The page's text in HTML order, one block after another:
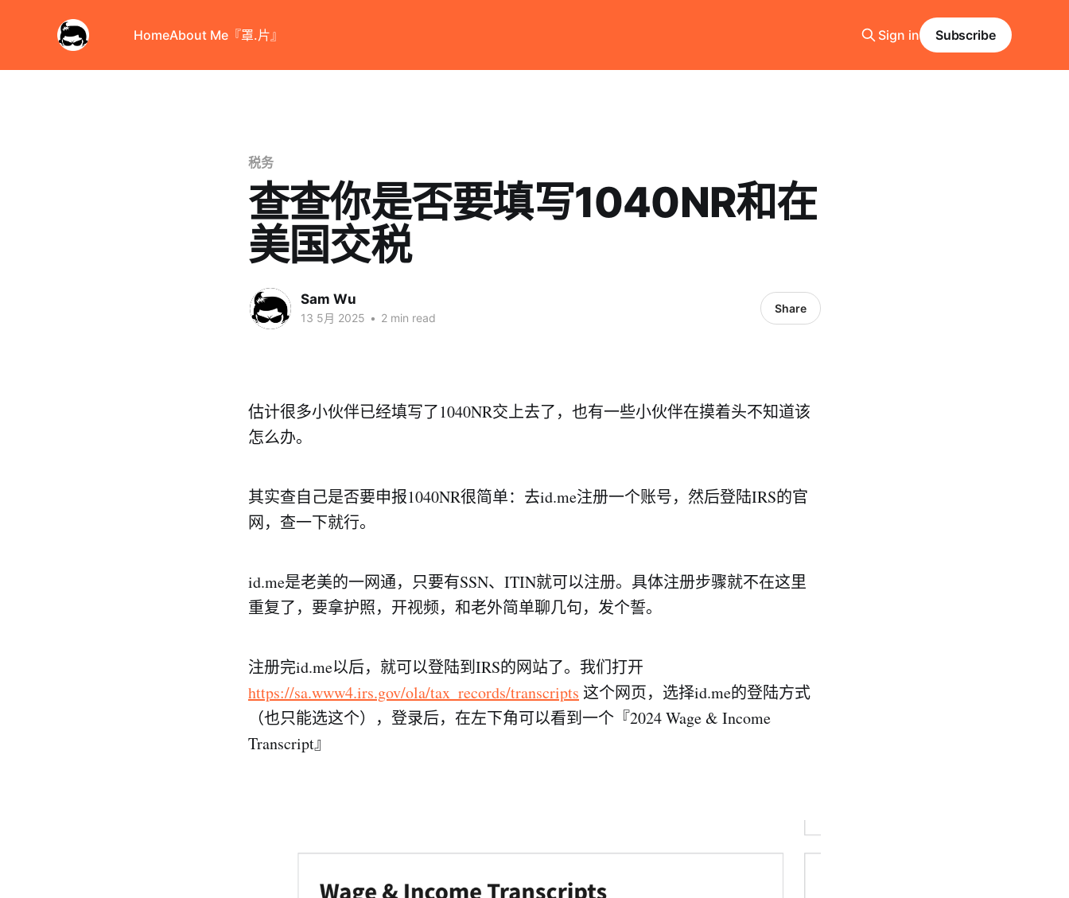
HomeAbout Me 『罩.片』 Sign in Subscribe
税务
查查你是否要填写1040NR和在
美国交税
Sam Wu
13 5月 2025 • 2 min read
Share
估计很多小伙伴已经填写了1040NR交上去了，也有一些小伙伴在摸着头不知道该
怎么办。
其实查自己是否要申报1040NR很简单：去id.me注册一个账号，然后登陆IRS的官
网，查一下就行。
id.me是老美的一网通，只要有SSN、ITIN就可以注册。具体注册步骤就不在这里
重复了，要拿护照，开视频，和老外简单聊几句，发个誓。
注册完id.me以后，就可以登陆到IRS的网站了。我们打开
https://sa.www4.irs.gov/ola/tax_records/transcripts 这个网页，选择id.me的登陆方式
（也只能选这个），登录后，在左下角可以看到一个『2024 Wage & Income
Transcript』